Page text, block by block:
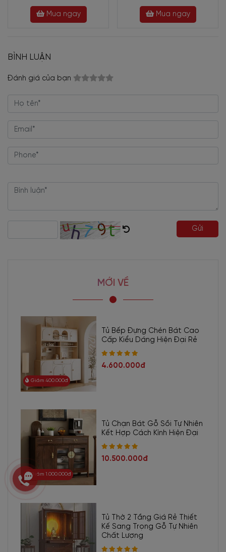
Mua ngay Mua ngay
BÌNH LUẬN
Đánh giá của bạn
Gửi
MỚI VỀ
Giảm 400.000đ
Tủ Bếp Đựng Chén Bát Cao
Cấp Kiểu Dáng Hiện Đại Rẻ
4.600.000đ
Giảm 1.000.000đ
Tủ Chạn Bát Gỗ Sồi Tự Nhiên
Kết Hợp Cách Kính Hiện Đại
10.500.000đ
Tủ Thờ 2 Tầng Giá Rẻ Thiết
Kế Sang Trọng Gỗ Tự Nhiên
Chất Lượng